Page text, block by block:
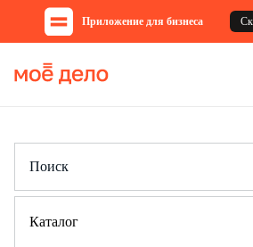
Приложение для бизнеса
Каталог